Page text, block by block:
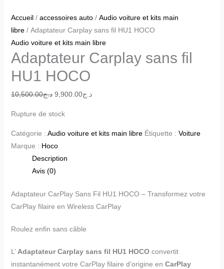
Accueil/ accessoires auto/ Audio voiture et kits main
libre/ Adaptateur Carplay sans fil HU1 HOCO
Audio voiture et kits main libre
Adaptateur Carplay sans fil
HU1 HOCO
د.ج10,500.00 د.ج9,900.00
Rupture de stock
Catégorie : Audio voiture et kits main libre Étiquette : Voiture
Marque : Hoco
Description
Avis (0)
Adaptateur CarPlay Sans Fil HU1 HOCO – Transformez votre
CarPlay filaire en Wireless CarPlay
Roulez enfin sans câble
L’Adaptateur Carplay sans fil HU1 HOCO convertit
instantanément votre CarPlay filaire d’origine en CarPlay